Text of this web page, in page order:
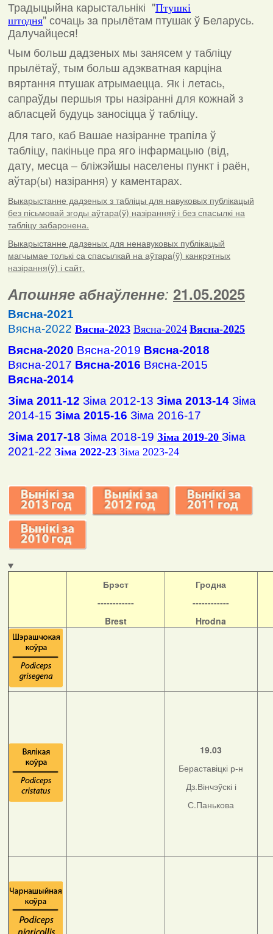
Традыцыйна карыстальнікі "Птушкі
штодня"сочаць за прылётам птушак ў Беларусь.
Далучайцеся!
Чым больш дадзеных мы занясем у табліцу
прылётаў, тым больш адэкватная карціна
вяртання птушак атрымаецца. Як і летась,
сапраўды першыя тры назіранні для кожнай з
абласцей будуць заносіцца ў табліцу.
Для таго, каб Вашае назіранне трапіла ў
табліцу, пакіньце пра яго інфармацыю (від,
дату, месца – бліжэйшы населены пункт і раён,
аўтар(ы) назірання) у каментарах.
Выкарыстанне дадзеных з табліцы для навуковых публікацый
без пісьмовай згоды аўтара(ў) назіранняў і без спасылкі на
табліцу забаронена.
Выкарыстанне дадзеных для ненавуковых публікацый
магчымае толькі са спасылкай на аўтара(ў) канкрэтных
назірання(ў) і сайт.
Апошняе абнаўленне: 21.05.2025
Вясна-2021
Вясна-2022 Вясна-2023 Вясна-2024 Вясна-2025
Вясна-2020 Вясна-2019 Вясна-2018
Вясна-2017 Вясна-2016 Вясна-2015
Вясна-2014
Зіма 2011-12 Зіма 2012-13 Зіма 2013-14 Зіма
2014-15 Зіма 2015-16 Зіма 2016-17
Зіма 2017-18 Зіма 2018-19 Зіма 2019-20 Зіма
2021-22 Зіма 2022-23 Зіма 2023-24
Брэст
------------
Brest
Гродна
------------
Hrodna
19.03
Бераставіцкі р-н
Дз.Вінчэўскі і
С.Панькова